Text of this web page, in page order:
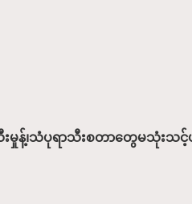
မှုန့်၊သံပုရာသီးစတာတွေမသုံးသင့်ပ